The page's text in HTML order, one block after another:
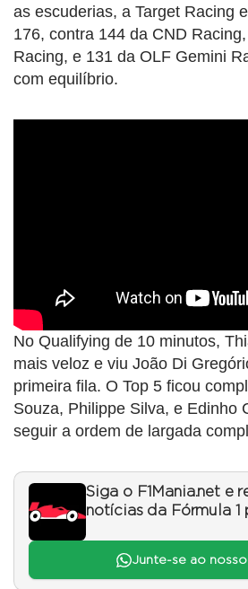
as escuderias, a Target Racing
176, contra 144 da CND
Racing, e 131 da OLF Gemini
com equilíbrio.
No Qualifying de 10 minutos,
mais veloz e viu João Di
primeira fila. O Top 5 ficou
Souza, Philippe Silva, e Edinho
seguir a ordem de largada
Siga o F1Mania.net e
notícias da Fórmula 1
Junte-se ao nosso